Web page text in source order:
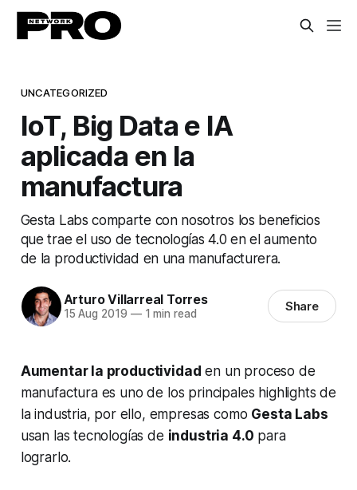
UNCATEGORIZED
IoT, Big Data e IA
aplicada en la
manufactura
Gesta Labs comparte con nosotros los beneficios
que trae el uso de tecnologías 4.0 en el aumento
de la productividad en una manufacturera.
Arturo Villarreal Torres
15 Aug 2019 —1 min read Share
Aumentar la productividad en un proceso de
manufactura es uno de los principales highlights de
la industria, por ello, empresas como Gesta Labs
usan las tecnologías de industria 4.0 para
lograrlo.